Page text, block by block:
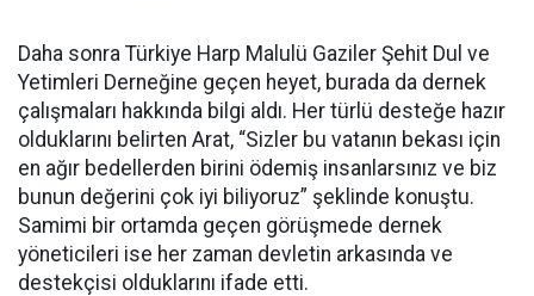
Daha sonra Türkiye Harp Malulü Gaziler Şehit Dul ve
Yetimleri Derneğine geçen heyet, burada da dernek
çalışmaları hakkında bilgi aldı. Her türlü desteğe hazır
olduklarını belirten Arat, “Sizler bu vatanın bekası için
en ağır bedellerden birini ödemiş insanlarsınız ve biz
bunun değerini çok iyi biliyoruz” şeklinde konuştu.
Samimi bir ortamda geçen görüşmede dernek
yöneticileri ise her zaman devletin arkasında ve
destekçisi olduklarını ifade etti.